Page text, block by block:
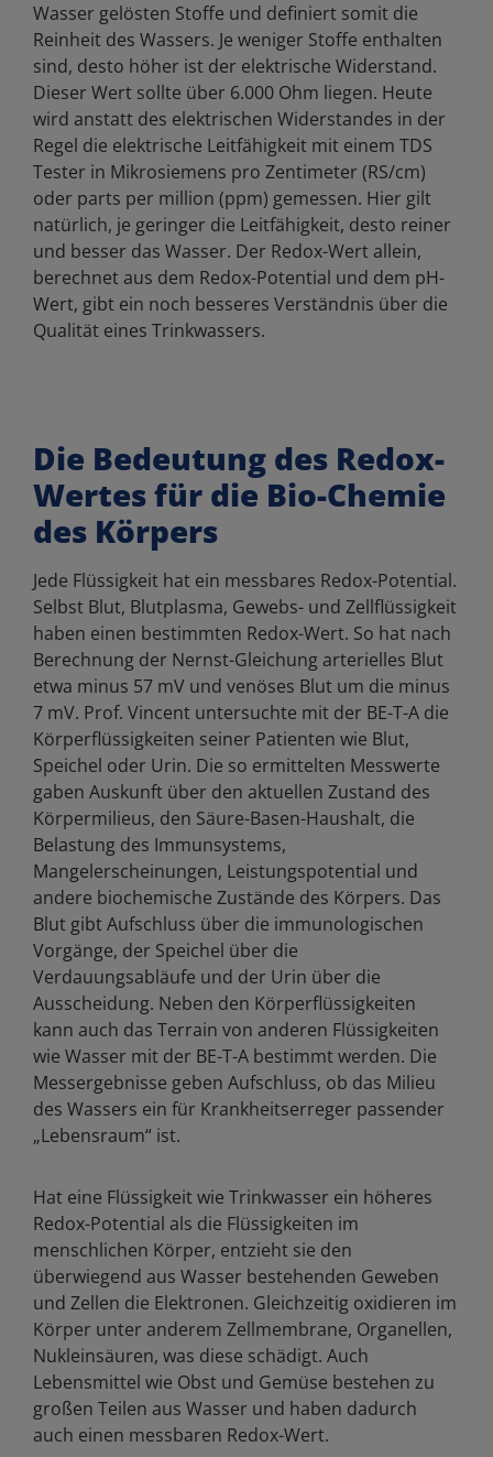
Wasser gelösten Stoffe und definiert somit die
Reinheit des Wassers. Je weniger Stoffe enthalten
sind, desto höher ist der elektrische Widerstand.
Dieser Wert sollte über 6.000 Ohm liegen. Heute
wird anstatt des elektrischen Widerstandes in der
Regel die elektrische Leitfähigkeit mit einem TDS
Tester in Mikrosiemens pro Zentimeter (RS/cm)
oder parts per million (ppm) gemessen. Hier gilt
natürlich, je geringer die Leitfähigkeit, desto reiner
und besser das Wasser. Der Redox-Wert allein,
berechnet aus dem Redox-Potential und dem pH-
Wert, gibt ein noch besseres Verständnis über die
Qualität eines Trinkwassers.
Die Bedeutung des Redox-
Wertes für die Bio-Chemie
des Körpers
Jede Flüssigkeit hat ein messbares Redox-Potential.
Selbst Blut, Blutplasma, Gewebs- und Zellflüssigkeit
haben einen bestimmten Redox-Wert. So hat nach
Berechnung der Nernst-Gleichung arterielles Blut
etwa minus 57 mV und venöses Blut um die minus
7 mV. Prof. Vincent untersuchte mit der BE-T-A die
Körperflüssigkeiten seiner Patienten wie Blut,
Speichel oder Urin. Die so ermittelten Messwerte
gaben Auskunft über den aktuellen Zustand des
Körpermilieus, den Säure-Basen-Haushalt, die
Belastung des Immunsystems,
Mangelerscheinungen, Leistungspotential und
andere biochemische Zustände des Körpers. Das
Blut gibt Aufschluss über die immunologischen
Vorgänge, der Speichel über die
Verdauungsabläufe und der Urin über die
Ausscheidung. Neben den Körperflüssigkeiten
kann auch das Terrain von anderen Flüssigkeiten
wie Wasser mit der BE-T-A bestimmt werden. Die
Messergebnisse geben Aufschluss, ob das Milieu
des Wassers ein für Krankheitserreger passender
„Lebensraum“ ist.
Hat eine Flüssigkeit wie Trinkwasser ein höheres
Redox-Potential als die Flüssigkeiten im
menschlichen Körper, entzieht sie den
überwiegend aus Wasser bestehenden Geweben
und Zellen die Elektronen. Gleichzeitig oxidieren im
Körper unter anderem Zellmembrane, Organellen,
Nukleinsäuren, was diese schädigt. Auch
Lebensmittel wie Obst und Gemüse bestehen zu
großen Teilen aus Wasser und haben dadurch
auch einen messbaren Redox-Wert.